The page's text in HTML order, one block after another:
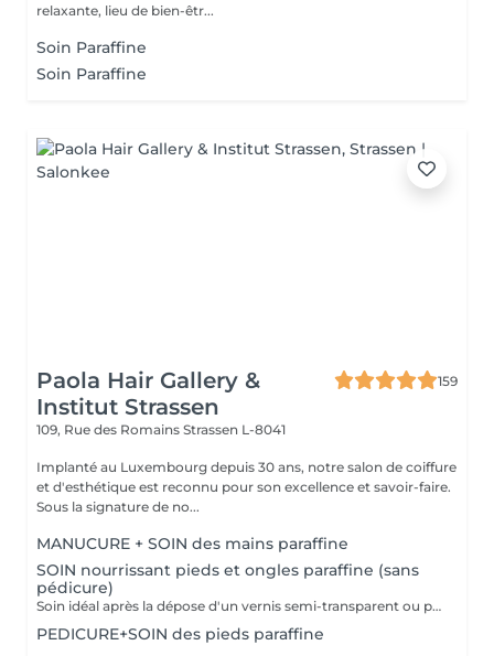
relaxante, lieu de bien-êtr...
Soin Paraffine
Soin Paraffine
Paola Hair Gallery &
Institut Strassen
159
109, Rue des Romains Strassen L-8041
Implanté au Luxembourg depuis 30 ans, notre salon de coiffure
et d'esthétique est reconnu pour son excellence et savoir-faire.
Sous la signature de no...
MANUCURE + SOIN des mains paraffine
SOIN nourrissant pieds et ongles paraffine (sans
pédicure)
Soin idéal après la dépose d'un vernis semi-transparent ou pour simplement nourrir les pieds et les ongles
PEDICURE+SOIN des pieds paraffine